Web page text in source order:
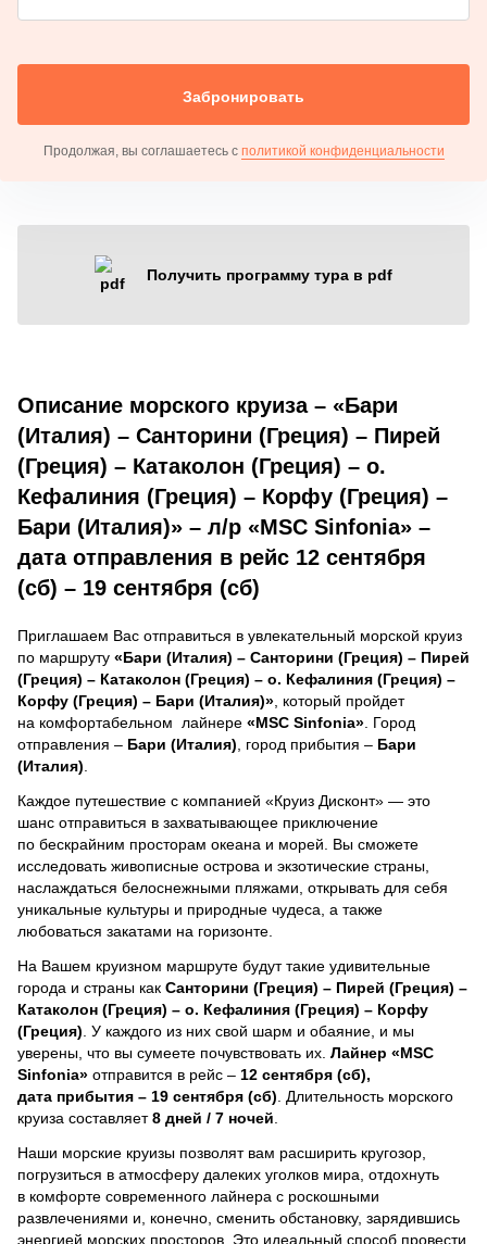
Забронировать
Продолжая, вы соглашаетесь с политикой конфиденциальности
Получить программу тура в pdf
Описание морского круиза – «Бари
(Италия) – Санторини (Греция) – Пирей
(Греция) – Катаколон (Греция) – о.
Кефалиния (Греция) – Корфу (Греция) –
Бари (Италия)» – л/р «MSC Sinfonia» –
дата отправления в рейс 12 сентября
(сб) – 19 сентября (сб)
Приглашаем Вас отправиться в увлекательный морской круиз
по маршруту «Бари (Италия) – Санторини (Греция) – Пирей
(Греция) – Катаколон (Греция) – о. Кефалиния (Греция) –
Корфу (Греция) – Бари (Италия)» , который пройдет
на комфортабельном лайнере «MSC Sinfonia» . Город
отправления – Бари (Италия) , город прибытия – Бари
(Италия)
Каждое путешествие с компанией «Круиз Дисконт» — это
шанс отправиться в захватывающее приключение
по бескрайним просторам океана и морей. Вы сможете
исследовать живописные острова и экзотические страны,
наслаждаться белоснежными пляжами, открывать для себя
уникальные культуры и природные чудеса, а также
любоваться закатами на горизонте.
На Вашем круизном маршруте будут такие удивительные
города и страны как Санторини (Греция) – Пирей (Греция) –
Катаколон (Греция) – о. Кефалиния (Греция) – Корфу
(Греция) . У каждого из них свой шарм и обаяние, и мы
уверены, что вы сумеете почувствовать их. Лайнер «MSC
Sinfonia» отправится в рейс – 12 сентября (сб),
дата прибытия – 19 сентября (сб) . Длительность морского
круиза составляет8 дней / 7 ночей
Наши морские круизы позволят вам расширить кругозор,
погрузиться в атмосферу далеких уголков мира, отдохнуть
в комфорте современного лайнера с роскошными
развлечениями и, конечно, сменить обстановку, зарядившись
энергией морских просторов. Это идеальный способ провести